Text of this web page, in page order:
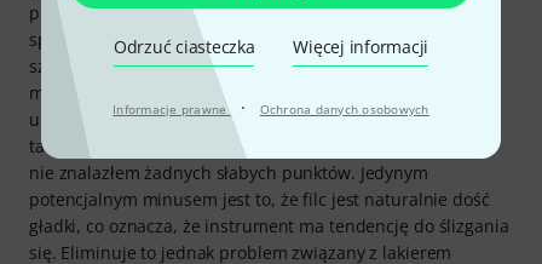
Odrzuć ciasteczka Więcej informacji
Informacje prawne · Ochrona danych osobowych
ponieważ używam go głównie do gry na basach i
spodziewałem się, że będzie za wąski do mojej
sześciostrunowej gitary. Na szczęście się myliłem i gryf
mojej gitary Human Base Jonas 6 idealnie pasuje do
uchwytu, jako punkt odniesienia. Chociaż uchwyt nie jest
tani, jest wyjątkowo solidny i dobrze wykonany. Jak dotąd
nie znalazłem żadnych słabych punktów. Jedynym
potencjalnym minusem jest to, że filc jest naturalnie dość
gładki, co oznacza, że instrument ma tendencję do ślizgania
się. Eliminuje to jednak problem związany z lakierem